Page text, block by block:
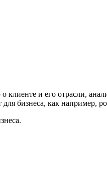
и его отрасли,
бизнеса, как например,